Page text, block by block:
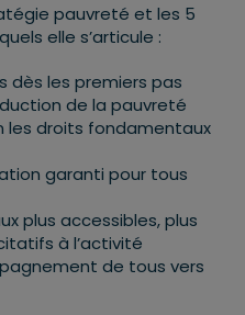
pauvreté et les 5
elle s’articule :
dès les premiers pas
de la pauvreté
les droits fondamentaux
garanti pour tous
plus accessibles, plus
à l’activité
de tous vers